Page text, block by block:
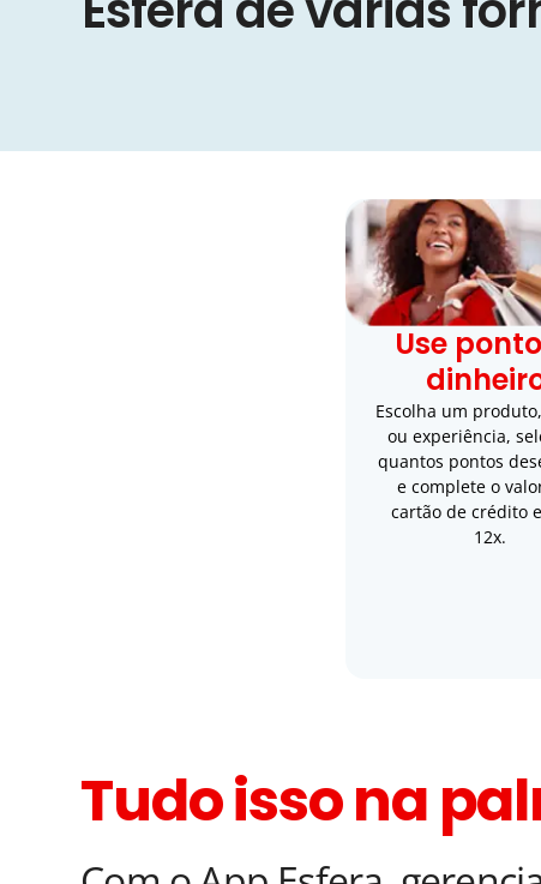
Use
Escolha um
ou experiência,
quantos pontos
e complete o
cartão de crédito
12x.
Tudo isso na